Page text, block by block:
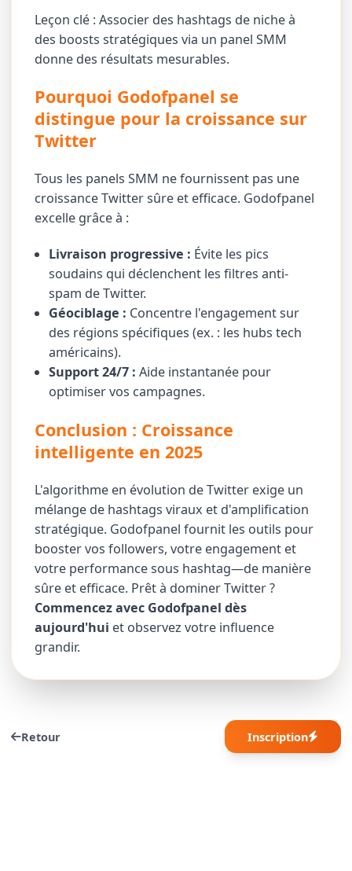
Leçon clé : Associer des hashtags de niche à
des boosts stratégiques via un panel SMM
donne des résultats mesurables.
Pourquoi Godofpanel se
distingue pour la croissance sur
Twitter
Tous les panels SMM ne fournissent pas une
croissance Twitter sûre et efficace. Godofpanel
excelle grâce à :
Livraison progressive : Évite les pics
soudains qui déclenchent les filtres anti-
spam de Twitter.
Géociblage : Concentre l'engagement sur
des régions spécifiques (ex. : les hubs tech
américains).
Support 24/7 : Aide instantanée pour
optimiser vos campagnes.
Conclusion : Croissance
intelligente en 2025
L'algorithme en évolution de Twitter exige un
mélange de hashtags viraux et d'amplification
stratégique. Godofpanel fournit les outils pour
booster vos followers, votre engagement et
votre performance sous hashtag—de manière
sûre et efficace. Prêt à dominer Twitter ?
Commencez avec Godofpanel dès
aujourd'hui et observez votre influence
grandir.
Retour Inscription